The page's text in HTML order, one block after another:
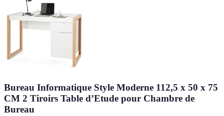
Bureau Informatique Style Moderne 112,5 x 50 x 75
CM 2 Tiroirs Table d’Etude pour Chambre de
Bureau